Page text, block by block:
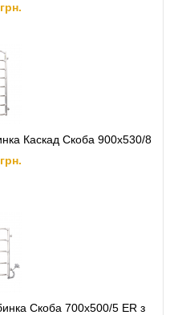
Каскад Скоба 900х530/8
Скоба 700х500/5 ЕR з